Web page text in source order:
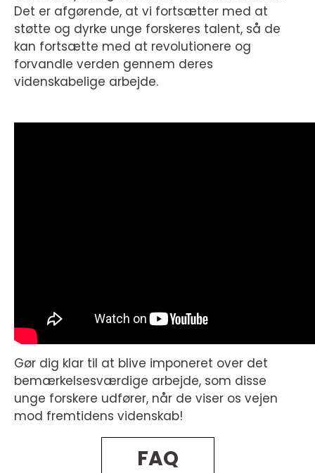
Det er afgørende, at vi fortsætter med at
støtte og dyrke unge forskeres talent, så de
kan fortsætte med at revolutionere og
forvandle verden gennem deres
videnskabelige arbejde.
Gør dig klar til at blive imponeret over det
bemærkelsesværdige arbejde, som disse
unge forskere udfører, når de viser os vejen
mod fremtidens videnskab!
FAQ